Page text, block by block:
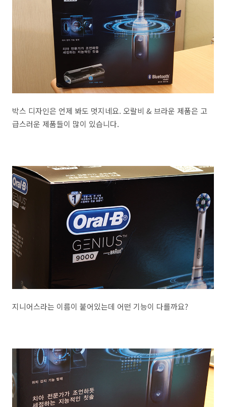
박스 디자인은 언제 봐도 멋지네요. 오랄비 & 브라운 제품은 고
급스러운 제품들이 많이 있습니다.
지니어스라는 이름이 붙어있는데 어떤 기능이 다를까요?